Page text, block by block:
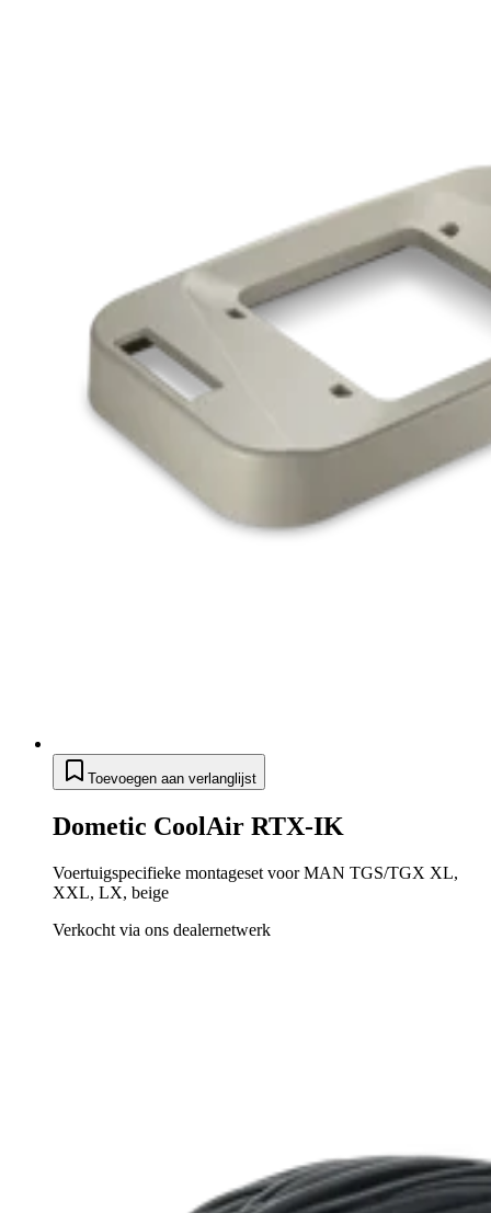
Toevoegen aan verlanglijst
Dometic CoolAir RTX-IK
Voertuigspecifieke montageset voor MAN TGS/TGX XL,
XXL, LX, beige
Verkocht via ons dealernetwerk